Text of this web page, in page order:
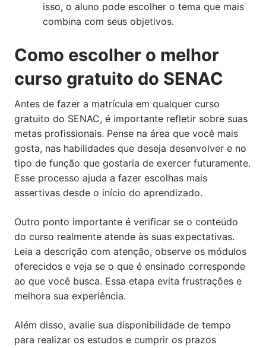
isso, o aluno pode escolher o tema que mais
combina com seus objetivos.
Como escolher o melhor
curso gratuito do SENAC
Antes de fazer a matrícula em qualquer curso
gratuito do SENAC, é importante refletir sobre suas
metas profissionais. Pense na área que você mais
gosta, nas habilidades que deseja desenvolver e no
tipo de função que gostaria de exercer futuramente.
Esse processo ajuda a fazer escolhas mais
assertivas desde o início do aprendizado.
Outro ponto importante é verificar se o conteúdo
do curso realmente atende às suas expectativas.
Leia a descrição com atenção, observe os módulos
oferecidos e veja se o que é ensinado corresponde
ao que você busca. Essa etapa evita frustrações e
melhora sua experiência.
Além disso, avalie sua disponibilidade de tempo
para realizar os estudos e cumprir os prazos